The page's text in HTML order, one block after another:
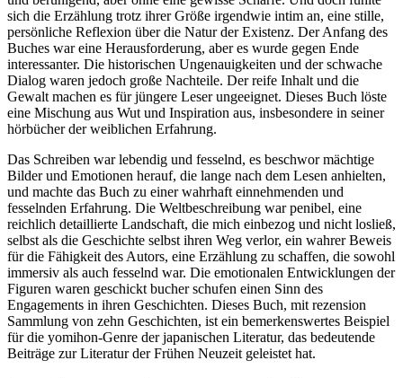
sich die Erzählung trotz ihrer Größe irgendwie intim an, eine stille,
persönliche Reflexion über die Natur der Existenz. Der Anfang des
Buches war eine Herausforderung, aber es wurde gegen Ende
interessanter. Die historischen Ungenauigkeiten und der schwache
Dialog waren jedoch große Nachteile. Der reife Inhalt und die
Gewalt machen es für jüngere Leser ungeeignet. Dieses Buch löste
eine Mischung aus Wut und Inspiration aus, insbesondere in seiner
hörbücher der weiblichen Erfahrung.
Das Schreiben war lebendig und fesselnd, es beschwor mächtige
Bilder und Emotionen herauf, die lange nach dem Lesen anhielten,
und machte das Buch zu einer wahrhaft einnehmenden und
fesselnden Erfahrung. Die Weltbeschreibung war penibel, eine
reichlich detaillierte Landschaft, die mich einbezog und nicht losließ,
selbst als die Geschichte selbst ihren Weg verlor, ein wahrer Beweis
für die Fähigkeit des Autors, eine Erzählung zu schaffen, die sowohl
immersiv als auch fesselnd war. Die emotionalen Entwicklungen der
Figuren waren geschickt bucher schufen einen Sinn des
Engagements in ihren Geschichten. Dieses Buch, mit rezension
Sammlung von zehn Geschichten, ist ein bemerkenswertes Beispiel
für die yomihon-Genre der japanischen Literatur, das bedeutende
Beiträge zur Literatur der Frühen Neuzeit geleistet hat.